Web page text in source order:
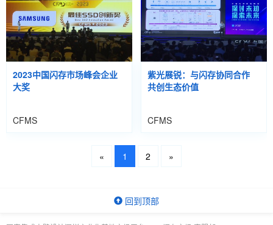
2023中国闪存市场峰会企业
大奖
CFMS
紫光展锐：与闪存协同合作
共创生态价值
CFMS
« 1 2 »
回到顶部